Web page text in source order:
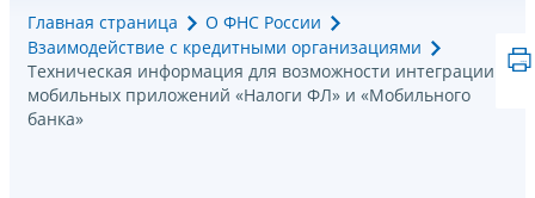
Главная страница
О ФНС России
Взаимодействие с кредитными организациями
Техническая информация для возможности интеграции
мобильных приложений «Налоги ФЛ» и «Мобильного
банка»